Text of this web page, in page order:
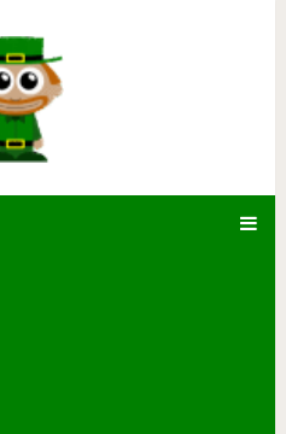
и актрис, которые
карьеру одним